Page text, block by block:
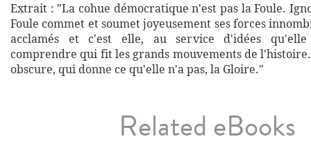
Extrait : "La cohue démocratique n'est pas la Foule.
Foule commet et soumet joyeusement ses forces
acclamés et c'est elle, au service d'idées
comprendre qui fit les grands mouvements de
obscure, qui donne ce qu'elle n'a pas, la Gloire."
Related eBooks